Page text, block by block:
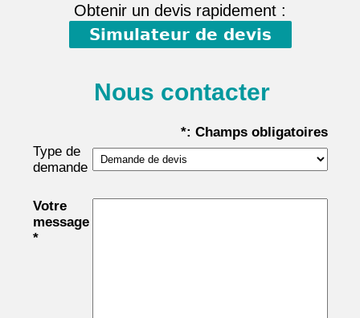
Obtenir un devis rapidement :
Simulateur de devis
Nous contacter
*: Champs obligatoires
Type de
demande
Votre
message
*